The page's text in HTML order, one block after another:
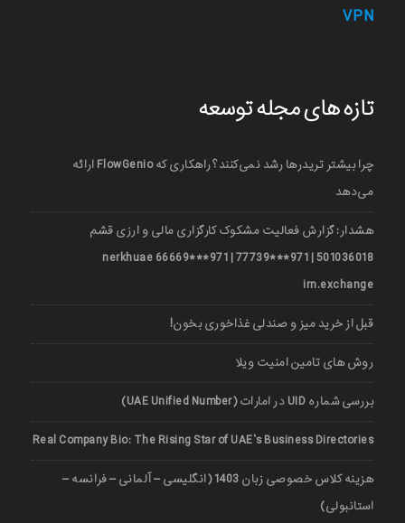
VPN
تازه های مجله توسعه
چرا بیشتر تریدرها رشد نمی‌کنند؟ راهکاری که FlowGenio ارائه
می‌دهد
هشدار: گزارش فعالیت مشکوک کارگزاری مالی و ارزی قشم
501036018 | 971***77739 | 971***66669 nerkhuae
irn.exchange
قبل از خرید میز و صندلی غذاخوری بخون!
روش های تامین امنیت ویلا
بررسی شماره UID در امارات (UAE Unified Number)
Real Company Bio: The Rising Star of UAE’s Business Directories
هزینه کلاس خصوصی زبان 1403 (انگلیسی – آلمانی – فرانسه –
استانبولی)